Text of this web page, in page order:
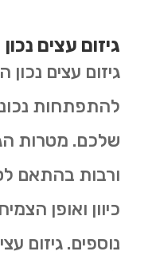
גיזום עצים נכון
גיזום עצים נכון
להתפתחות
שלכם. מטרות
ורבות בהתאם
כיוון ואופן
נוספים. גיזום